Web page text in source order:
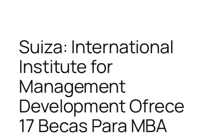
Suiza: International
Institute for
Management
Development Ofrece
17 Becas Para MBA